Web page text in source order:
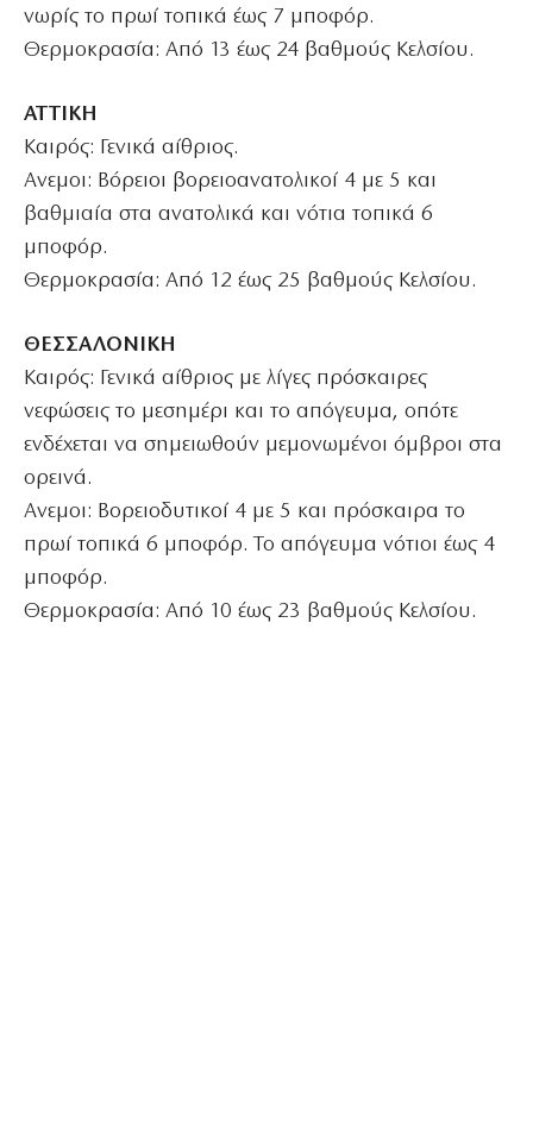
νωρίς το πρωί τοπικά έως 7 μποφόρ.
Θερμοκρασία: Από 13 έως 24 βαθμούς Κελσίου.
ΑΤΤΙΚΗ
Καιρός: Γενικά αίθριος.
Ανεμοι: Βόρειοι βορειοανατολικοί 4 με 5 και
βαθμιαία στα ανατολικά και νότια τοπικά 6
μποφόρ.
Θερμοκρασία: Από 12 έως 25 βαθμούς Κελσίου.
ΘΕΣΣΑΛΟΝΙΚΗ
Καιρός: Γενικά αίθριος με λίγες πρόσκαιρες
νεφώσεις το μεσημέρι και το απόγευμα, οπότε
ενδέχεται να σημειωθούν μεμονωμένοι όμβροι στα
ορεινά.
Ανεμοι: Βορειοδυτικοί 4 με 5 και πρόσκαιρα το
πρωί τοπικά 6 μποφόρ. Το απόγευμα νότιοι έως 4
μποφόρ.
Θερμοκρασία: Από 10 έως 23 βαθμούς Κελσίου.